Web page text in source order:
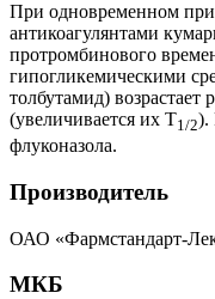
При одновременном
антикоагулянтами
протромбинового
гипогликемическими
толбутамид) возрастает
(увеличивается их Т1/2).
флуконазола.
Производитель
ОАО «Фармстандарт-
МКБ